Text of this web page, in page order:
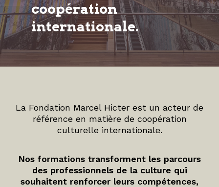
coopération
internationale.
La Fondation Marcel Hicter est un acteur de
référence en matière de coopération
culturelle internationale.
Nos formations transforment les parcours
des professionnels de la culture qui
souhaitent renforcer leurs compétences,